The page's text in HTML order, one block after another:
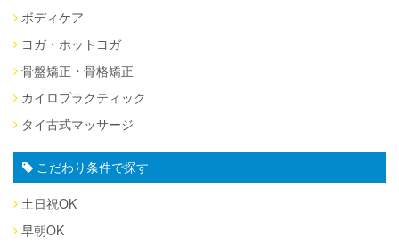
ボディケア
ヨガ・ホットヨガ
骨盤矯正・骨格矯正
カイロプラクティック
タイ古式マッサージ
こだわり条件で探す
土日祝OK
早朝OK